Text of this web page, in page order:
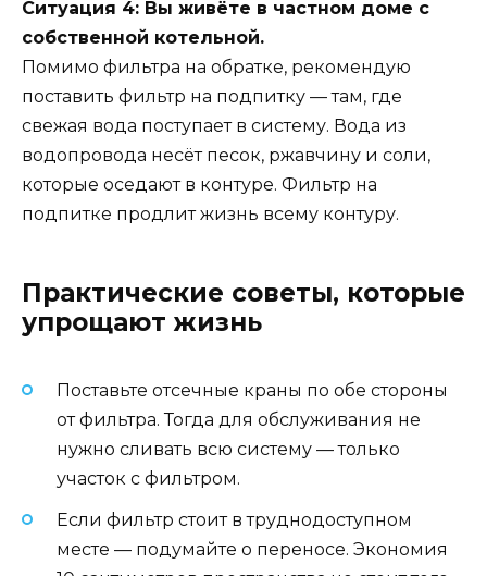
Ситуация 4: Вы живёте в частном доме с
собственной котельной.
Помимо фильтра на обратке, рекомендую
поставить фильтр на подпитку — там, где
свежая вода поступает в систему. Вода из
водопровода несёт песок, ржавчину и соли,
которые оседают в контуре. Фильтр на
подпитке продлит жизнь всему контуру.
Практические советы, которые
упрощают жизнь
Поставьте отсечные краны по обе стороны
от фильтра. Тогда для обслуживания не
нужно сливать всю систему — только
участок с фильтром.
Если фильтр стоит в труднодоступном
месте — подумайте о переносе. Экономия